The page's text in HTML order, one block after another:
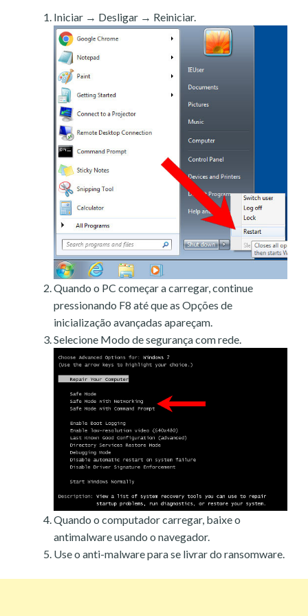
Iniciar → Desligar → Reiniciar.
Quando o PC começar a carregar, continue
pressionando F8 até que as Opções de
inicialização avançadas apareçam.
Selecione Modo de segurança com rede.
Quando o computador carregar, baixe o
antimalware usando o navegador.
Use o anti-malware para se livrar do ransomware.